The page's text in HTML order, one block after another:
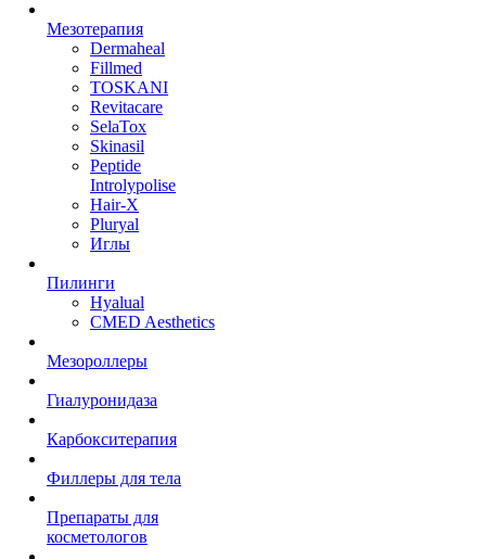
Мезотерапия
Dermaheal
Fillmed
TOSKANI
Revitacare
SelaTox
Skinasil
Peptide
Introlypolise
Hair-X
Pluryal
Иглы
Пилинги
Hyalual
CMED Aesthetics
Мезороллеры
Гиалуронидаза
Карбокситерапия
Филлеры для тела
Препараты для
косметологов